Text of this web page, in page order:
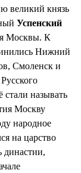
великий князь
Успенский
Москвы. К
Нижний
Смоленск и
стали называть
Москву
народное
на царство